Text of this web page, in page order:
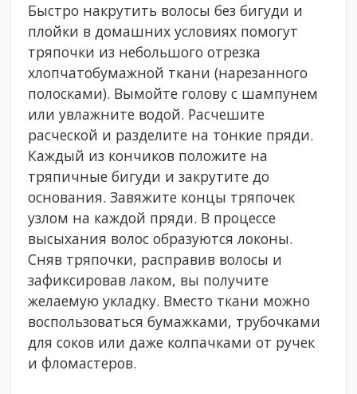
Быстро накрутить волосы без бигуди и
плойки в домашних условиях помогут
тряпочки из небольшого отрезка
хлопчатобумажной ткани (нарезанного
полосками). Вымойте голову с шампунем
или увлажните водой. Расчешите
расческой и разделите на тонкие пряди.
Каждый из кончиков положите на
тряпичные бигуди и закрутите до
основания. Завяжите концы тряпочек
узлом на каждой пряди. В процессе
высыхания волос образуются локоны.
Сняв тряпочки, расправив волосы и
зафиксировав лаком, вы получите
желаемую укладку. Вместо ткани можно
воспользоваться бумажками, трубочками
для соков или даже колпачками от ручек
и фломастеров.